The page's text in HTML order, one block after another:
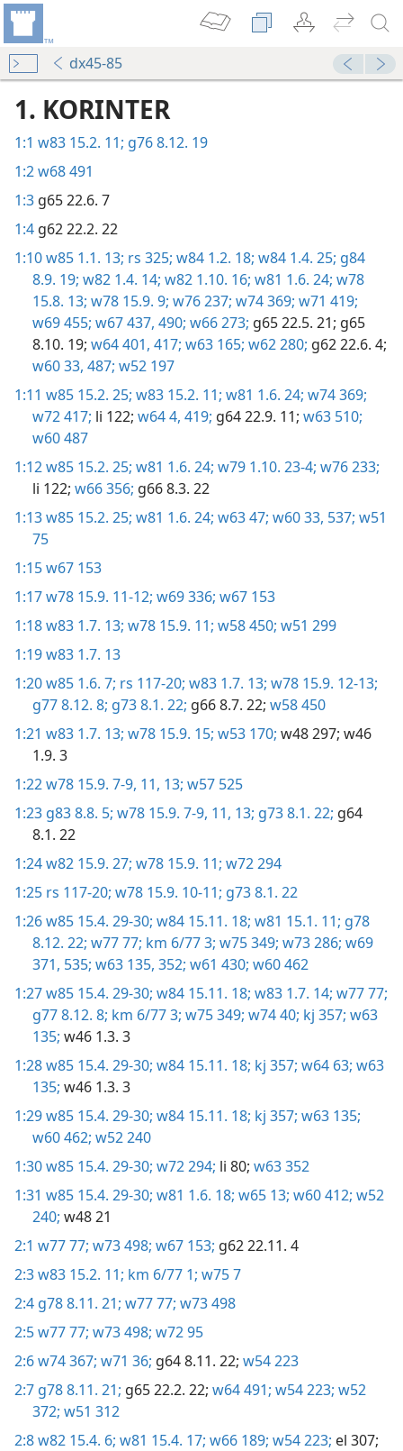
dx45-85
1. KORINTER
1:1 w83 15.2. 11; g76 8.12. 19
1:2w68 491
1:3 g65 22.6. 7
1:4 g62 22.2. 22
1:10w85 1.1. 13; rs 325; w84 1.2. 18; w84 1.4. 25; g84
8.9. 19; w82 1.4. 14; w82 1.10. 16; w81 1.6. 24; w78
15.8. 13; w78 15.9. 9; w76 237; w74 369; w71 419;
w69 455; w67 437, 490; w66 273; g65 22.5. 21; g65
8.10. 19; w64 401, 417; w63 165; w62 280; g62 22.6. 4;
w60 33, 487; w52 197
1:11 w85 15.2. 25; w83 15.2. 11; w81 1.6. 24; w74 369;
w72 417; li 122; w64 4, 419; g64 22.9. 11; w63 510;
w60 487
1:12w85 15.2. 25; w81 1.6. 24; w79 1.10. 23-4; w76 233;
li 122; w66 356; g66 8.3. 22
1:13w85 15.2. 25; w81 1.6. 24; w63 47; w60 33, 537; w51
75
1:15w67 153
1:17w78 15.9. 11-12; w69 336; w67 153
1:18w83 1.7. 13; w78 15.9. 11; w58 450; w51 299
1:19w83 1.7. 13
1:20w85 1.6. 7; rs 117-20; w83 1.7. 13; w78 15.9. 12-13;
g77 8.12. 8; g73 8.1. 22; g66 8.7. 22; w58 450
1:21 w83 1.7. 13; w78 15.9. 15; w53 170; w48 297; w46
1.9. 3
1:22w78 15.9. 7-9, 11, 13; w57 525
1:23 g83 8.8. 5; w78 15.9. 7-9, 11, 13; g73 8.1. 22; g64
8.1. 22
1:24w82 15.9. 27; w78 15.9. 11; w72 294
1:25 rs 117-20; w78 15.9. 10-11; g73 8.1. 22
1:26w85 15.4. 29-30; w84 15.11. 18; w81 15.1. 11; g78
8.12. 22; w77 77; km 6/77 3; w75 349; w73 286; w69
371, 535; w63 135, 352; w61 430; w60 462
1:27w85 15.4. 29-30; w84 15.11. 18; w83 1.7. 14; w77 77;
g77 8.12. 8; km 6/77 3; w75 349; w74 40; kj 357; w63
135; w46 1.3. 3
1:28w85 15.4. 29-30; w84 15.11. 18; kj 357; w64 63; w63
135; w46 1.3. 3
1:29w85 15.4. 29-30; w84 15.11. 18; kj 357; w63 135;
w60 462; w52 240
1:30w85 15.4. 29-30; w72 294; li 80; w63 352
1:31 w85 15.4. 29-30; w81 1.6. 18; w65 13; w60 412; w52
240; w48 21
2:1 w77 77; w73 498; w67 153; g62 22.11. 4
2:3w83 15.2. 11; km 6/77 1; w75 7
2:4 g78 8.11. 21; w77 77; w73 498
2:5w77 77; w73 498; w72 95
2:6w74 367; w71 36; g64 8.11. 22; w54 223
2:7 g78 8.11. 21; g65 22.2. 22; w64 491; w54 223; w52
372; w51 312
2:8w82 15.4. 6; w81 15.4. 17; w66 189; w54 223; el 307;